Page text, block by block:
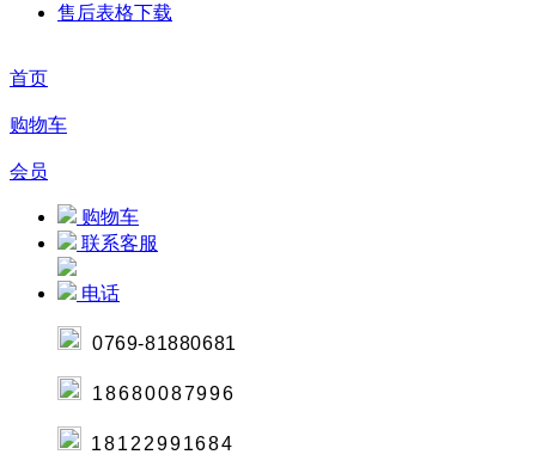
售后表格下载
首页
购物车
会员
购物车
联系客服
电话
0769-81880681
18680087996
18122991684